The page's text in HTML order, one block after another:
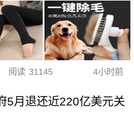
阅读 31145 4小时前
5月退还近220亿美元关